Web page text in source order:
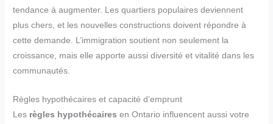
tendance à augmenter. Les quartiers populaires deviennent
plus chers, et les nouvelles constructions doivent répondre à
cette demande. L’immigration soutient non seulement la
croissance, mais elle apporte aussi diversité et vitalité dans les
communautés.
Règles hypothécaires et capacité d’emprunt
Les règles hypothécaires en Ontario influencent aussi votre